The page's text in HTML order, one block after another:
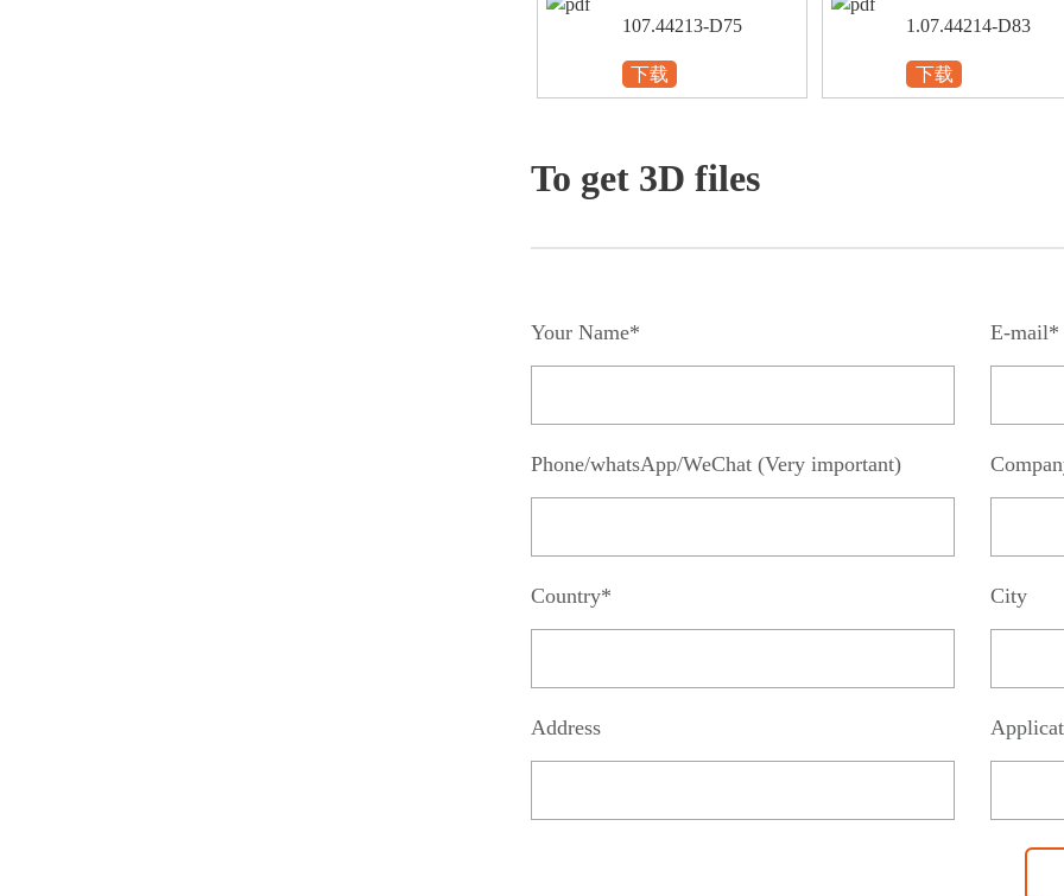
107.44213-D75
下载
1.07.44214-D83
下载
To get 3D files
Your Name* E-mail*
Phone/whatsApp/WeChat (Very important)
Country* City
Address